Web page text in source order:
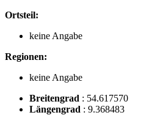
Ortsteil:
keine Angabe
Regionen:
keine Angabe
Breitengrad : 54.617570
Längengrad : 9.368483